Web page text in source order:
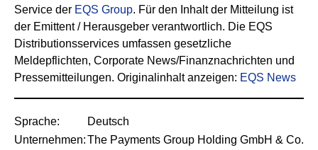
Service der EQS Group. Für den Inhalt der Mitteilung ist
der Emittent / Herausgeber verantwortlich. Die EQS
Distributionsservices umfassen gesetzliche
Meldepflichten, Corporate News/Finanznachrichten und
Pressemitteilungen. Originalinhalt anzeigen: EQS News
Sprache:
Deutsch
Unternehmen:The Payments Group Holding GmbH & Co.